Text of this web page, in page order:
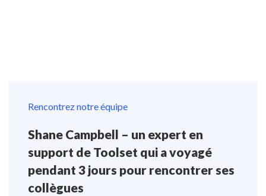
Rencontrez notre équipe
Shane Campbell – un expert en
support de Toolset qui a voyagé
pendant 3 jours pour rencontrer ses
collègues